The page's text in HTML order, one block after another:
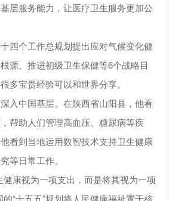
层服务能力，让医疗卫生服务更加公
四个工作总规划提出应对气候变化健
源、推进初级卫生保健等6个战略目
多宝贵经验可以和世界分享。
入中国基层。在陕西省山阳县，他看
帮助人们管理高血压、糖尿病等疾
看到当地运用数智技术支持卫生健康
等日常工作。
健康视为一项支出，而是将其视为一项